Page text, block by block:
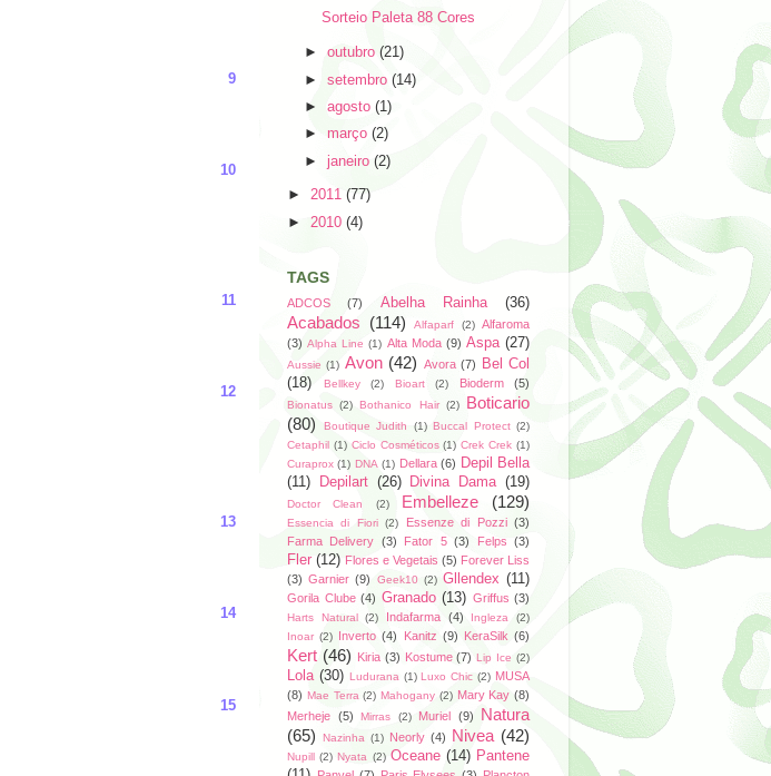
9
10
11
12
13
14
15
Sorteio Paleta 88 Cores
►outubro(21)
►setembro(14)
►agosto(1)
► março(2)
► janeiro(2)
► 2011 (77)
► 2010 (4)
TAGS
ADCOS (7) Abelha Rainha (36)
Acabados (114) Alfaparf (2) Alfaroma
(3) Alpha Line (1) Alta Moda (9) Aspa (27)
Aussie (1) Avon (42) Avora (7)
Bel Col
(18)
Bellkey (2) Bioart (2) Bioderm (5)
Bionatus (2) Bothanico Hair (2)
Boticario
(80)
Boutique Judith (1) Buccal Protect (2)
Cetaphil (1) Ciclo Cosméticos (1) Crek Crek (1)
Curaprox (1) DNA (1) Dellara (6) Depil Bella
(11)
Depilart (26) Divina Dama (19)
Doctor Clean (2) Embelleze (129)
Essencia di Fiori (2) Essenze di Pozzi (3)
Farma Delivery (3) Fator 5 (3) Felps (3)
Fler (12) Flores e Vegetais (5) Forever Liss
(3) Garnier (9) Geek10 (2) Gllendex (11)
Gorila Clube (4) Granado (13) Griffus (3)
Harts Natural (2) Indafarma (4) Ingleza
(2)
Inoar (2) Inverto (4) Kanitz (9) KeraSilk (6)
Kert (46) Kiria (3) Kostume (7) Lip Ice (2)
Lola (30) Ludurana (1) Luxo Chic (2) MUSA
(8) Mae Terra (2) Mahogany (2) Mary Kay (8)
Merheje (5) Mirras (2) Muriel (9)
Natura
(65)
Nazinha (1) Neorly (4) Nivea (42)
Nupill (2) Nyata (2) Oceane (14) Pantene